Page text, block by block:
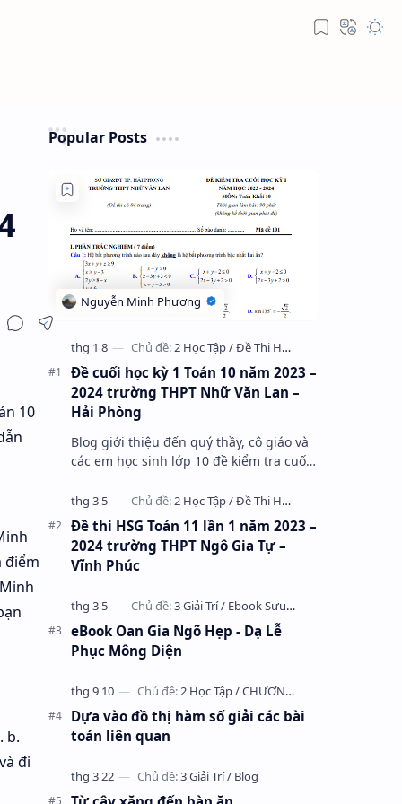
10
điểm
b.
đi
Popular Posts
Đề cuối học kỳ 1 Toán 10 năm 2023 –
2024 trường THPT Nhữ Văn Lan –
Hải Phòng
Blog giới thiệu đến quý thầy, cô giáo và
các em học sinh lớp 10 đề kiểm tra cuối
2024 trường THPT Nhữ Văn Lan, th…
Đề thi HSG Toán 11 lần 1 năm 2023 –
2024 trường THPT Ngô Gia Tự –
Vĩnh Phúc
eBook Oan Gia Ngõ Hẹp - Dạ Lễ
Phục Mông Diện
Dựa vào đồ thị hàm số giải các bài
toán liên quan